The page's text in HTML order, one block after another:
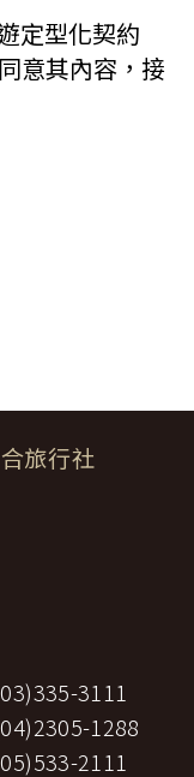
、支票等方式)於出發
議事項於本契約第三十
損害，並得請求賠償。
為者，乙方得定相當期
乙方得終止契約，並得
方得請求乙方墊付費用
第三十七條另有約定以
出國所需之手續費及
用。
費用。
如甲方需要單人房，
。
數量之重量依航空公
。
人員之報酬。
查詢時所產生的相關記
包括您使用連線設備的
點選資料紀錄…等。這
份，僅用於分析網站流
上報名，為瞭解您購買
受貨款資料，「理想旅
動提供所購買產品或服
資料（如姓名、電子郵
職業和個人興趣等）、
號等）、付款資料（如
，您的訂單在線上交易
制的防護中，就算中
當「理想旅遊」網站在
網頁上張貼告示，通知
遊」網站所有程式、網
公開播送、改作、散
或反向組譯。若需引用
關權利人之書面同意。
定型化契約
意其內容，接
旅行社
3111
1288
2111